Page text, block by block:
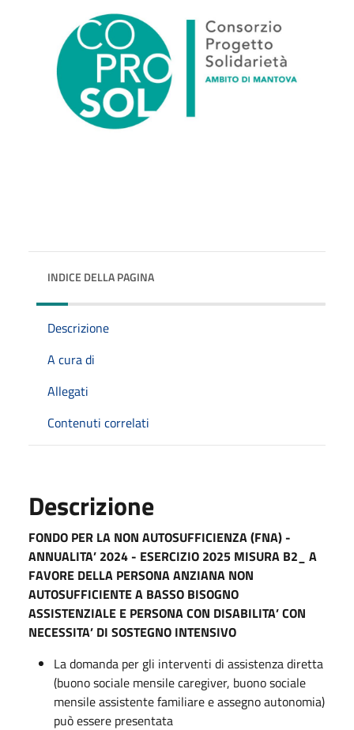
INDICE DELLA PAGINA
Descrizione
A cura di
Allegati
Contenuti correlati
Descrizione
FONDO PER LA NON AUTOSUFFICIENZA (FNA) -
ANNUALITA’ 2024 - ESERCIZIO 2025 MISURA B2_ A
FAVORE DELLA PERSONA ANZIANA NON
AUTOSUFFICIENTE A BASSO BISOGNO
ASSISTENZIALE E PERSONA CON DISABILITA’ CON
NECESSITA’ DI SOSTEGNO INTENSIVO
La domanda per gli interventi di assistenza diretta
(buono sociale mensile caregiver, buono sociale
mensile assistente familiare e assegno autonomia)
può essere presentata